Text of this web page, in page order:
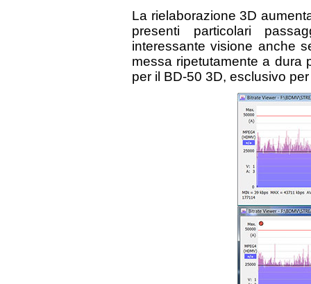
La rielaborazione 3D
presenti particolari
interessante visione anche
messa ripetutamente a dura
per il BD-50 3D, esclusivo